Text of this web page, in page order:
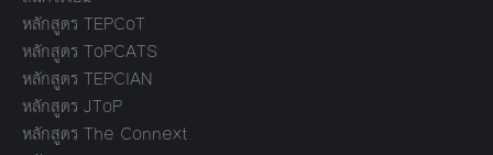
หลักสูตร TEPCoT
หลักสูตร ToPCATS
หลักสูตร TEPCIAN
หลักสูตร JToP
หลักสูตร The Connext